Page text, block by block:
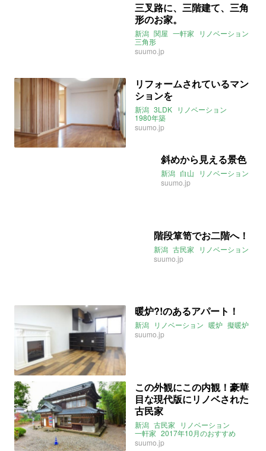
三叉路に、三階建て、三角
形のお家。
新潟 関屋 一軒家
リノベーション
三角形
suumo.jp
リフォームされているマン
ションを
新潟 3LDK リノベーション
1980年築
suumo.jp
斜めから見える景色
新潟 白山
リノベーション
suumo.jp
階段箪笥でお二階へ！
新潟 古民家
リノベーション
suumo.jp
暖炉?!のあるアパート！
新潟 リノベーション 暖炉 擬暖炉
suumo.jp
この外観にこの内観！豪華
目な現代版にリノベされた
古民家
新潟 古民家
リノベーション
一軒家 2017年10月のおすすめ
suumo.jp